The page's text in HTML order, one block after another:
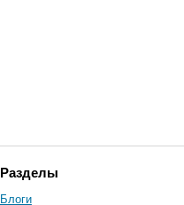
Разделы
Блоги